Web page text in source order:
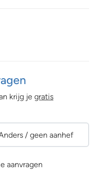
krijg je gratis
/ geen aanhef
aanvragen